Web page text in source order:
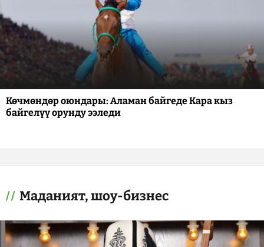
Көчмөндөр оюндары: Аламан байгеде Кара кыз
байгелүү орунду ээледи
Маданият, шоу-бизнес